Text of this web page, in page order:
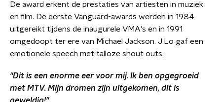
De award erkent de prestaties van artiesten in muziek
en film. De eerste Vanguard-awards werden in 1984
uitgereikt tijdens de inaugurele VMA's en in 1991
omgedoopt ter ere van Michael Jackson. J.Lo gaf een
emotionele speech met talloze shout outs.
''Dit is een enorme eer voor mij. Ik ben opgegroeid
met MTV. Mijn dromen zijn uitgekomen, dit is